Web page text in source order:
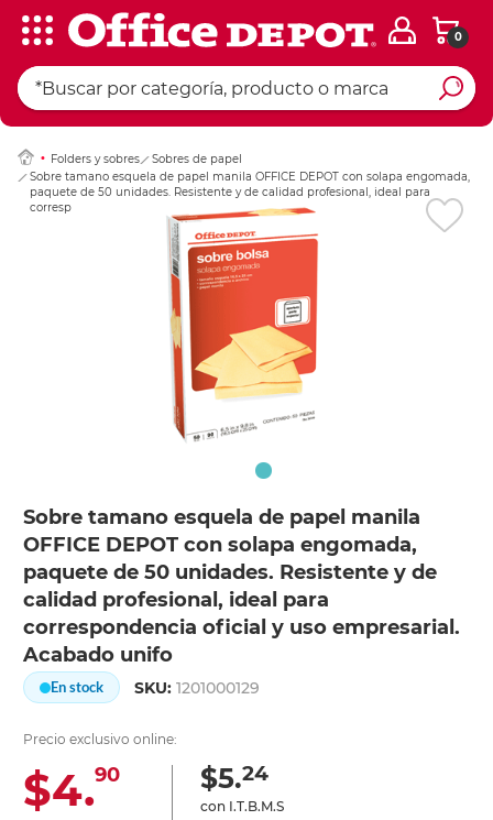
0
Folders y sobres
Sobres de papel
Sobre tamano esquela de papel manila OFFICE DEPOT con solapa engomada,
paquete de 50 unidades. Resistente y de calidad profesional, ideal para
correspondencia oficial y uso empresarial. Acabado unifo
Sobre tamano esquela de papel manila
OFFICE DEPOT con solapa engomada,
paquete de 50 unidades. Resistente y de
calidad profesional, ideal para
correspondencia oficial y uso empresarial.
Acabado unifo
En stock SKU:1201000129
Precio exclusivo online:
$4.90 $5.24
con I.T.B.M.S
Ingresar Codigo